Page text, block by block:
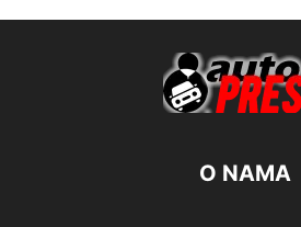
O NAMA